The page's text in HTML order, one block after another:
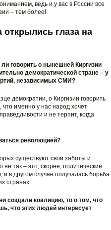
ведь и у вас в России все
– тем более!
открылись глаза на
говорить о нынешней Киргизии
демократической стране – у
независимых СМИ?
демократии, о Киргизии говорить
что именно у нас народ хочет
и не терпит, когда
революцией?
существуют свои заботы и
так – это, скорее, политические
в другом случае получалась борьба
странах.
создали коалицию, то о том, что
что этих людей интересует